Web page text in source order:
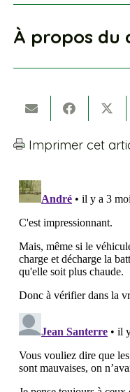
À propos du
Imprimer cet